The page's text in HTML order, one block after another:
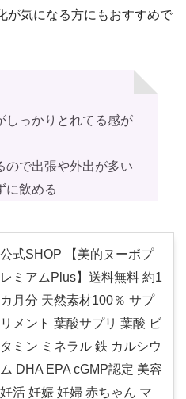
が気になる方にもおすすめで
しっかりとれてる感が
ので出張や外出が多い
に飲める
公式SHOP 【美的ヌーボプ
レミアムPlus】送料無料 約1
カ月分 天然素材100％ サプ
リメント 葉酸サプリ 葉酸 ビ
タミン ミネラル 鉄 カルシウ
ム DHA EPA cGMP認定 美容
妊活 妊娠 妊婦 赤ちゃん マ